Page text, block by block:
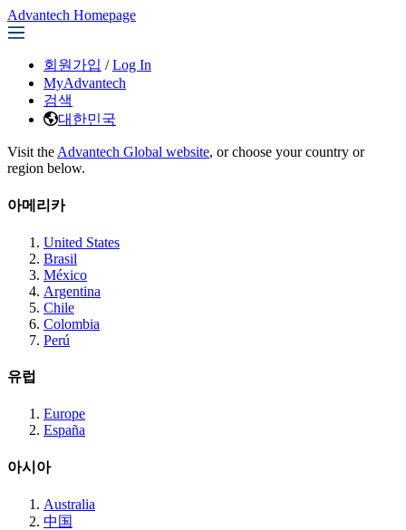
Advantech Homepage
회원가입 / Log In
MyAdvantech
검색
대한민국
Visit the Advantech Global website, or choose your country or
region below.
아메리카
United States
Brasil
México
Argentina
Chile
Colombia
Perú
유럽
Europe
España
아시아
Australia
中国